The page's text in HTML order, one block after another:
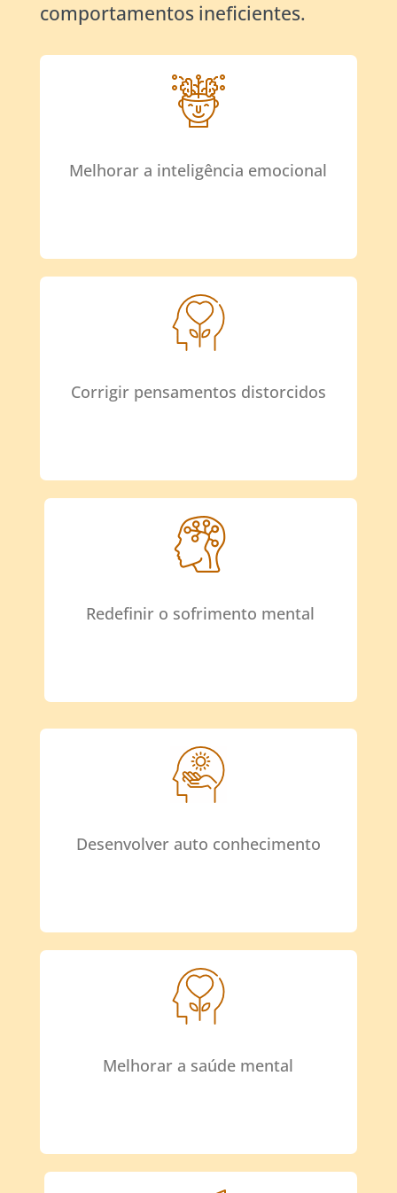
comportamentos ineficientes.
Melhorar a inteligência emocional
Corrigir pensamentos distorcidos
Redefinir o sofrimento mental
Desenvolver auto conhecimento
Melhorar a saúde mental